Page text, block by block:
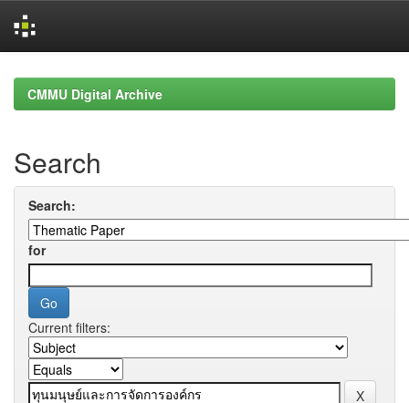
navigationCMMU Digital Archive
Search
Search:
for
Current filters: